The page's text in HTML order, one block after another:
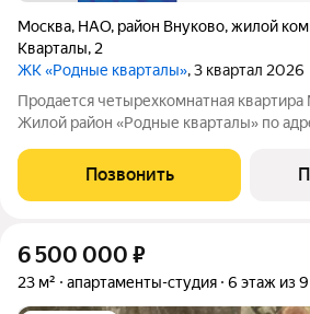
Москва, НАО, район Внуково,жилой
Кварталы, 2
ЖК «Родные кварталы», 3 квартал 2026
Продается четырехкомнатная
Жилой район «Родные кварталы» по
Родные Кварталы, 2, район Внуково,
административный округ, Москва. Общая
Позвонить
6 500 000 ₽
23 м² апартаменты-студия 6 этаж из 9